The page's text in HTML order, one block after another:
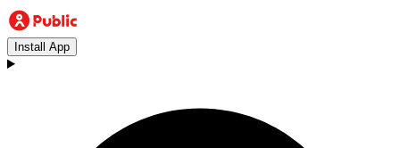
Install App